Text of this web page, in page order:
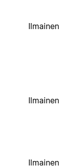
Ilmainen
Ilmainen
Ilmainen